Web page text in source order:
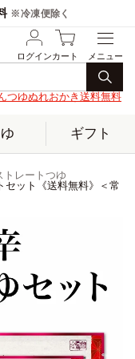
※冷凍便除く
ログインカート
つゆぬれおかき 送料無料
ギフト
トレートつゆ
セット《送料無料》＜常